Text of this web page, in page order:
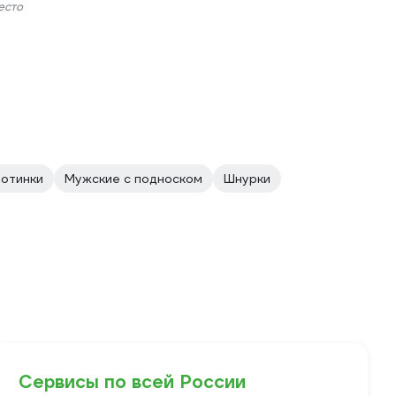
Мужские с подноском Шнурки
Сервисы по всей России